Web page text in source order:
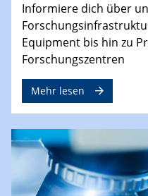
Informiere dich über
Equipment bis hin zu
Forschungszentren
Mehr lesen